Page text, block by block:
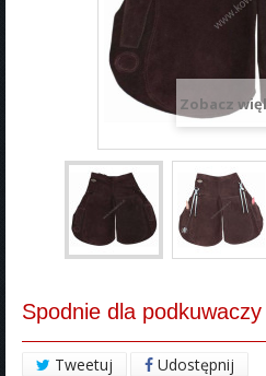
Zobacz
Spodnie dla
Tweetuj Udostępnij